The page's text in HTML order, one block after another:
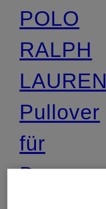
POLO
RALPH
LAUREN
Pullover
für
Damen